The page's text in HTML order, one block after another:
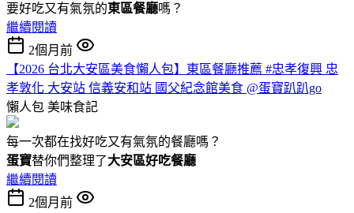
要好吃又有氣氛的東區餐廳嗎？
繼續閱讀
2個月前
【2026 台北大安區美食懶人包】東區餐廳推薦 #忠孝復興 忠
孝敦化 大安站 信義安和站 國父紀念館美食 @蛋寶趴趴go
懶人包 美味食記
每一次都在找好吃又有氣氛的餐廳嗎？
蛋寶替你們整理了大安區好吃餐廳
繼續閱讀
2個月前